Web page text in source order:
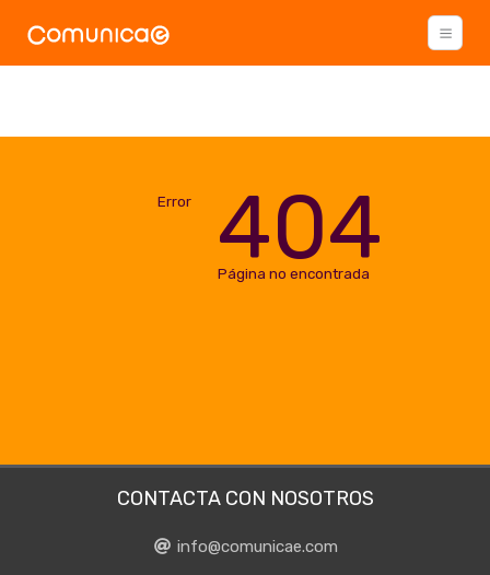
Error 404
Página no encontrada
CONTACTA CON NOSOTROS
info@comunicae.com